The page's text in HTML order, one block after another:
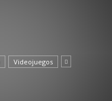
Videojuegos